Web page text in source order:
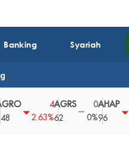
Banking Syariah
2.63%
AGRS
62
0AHAP